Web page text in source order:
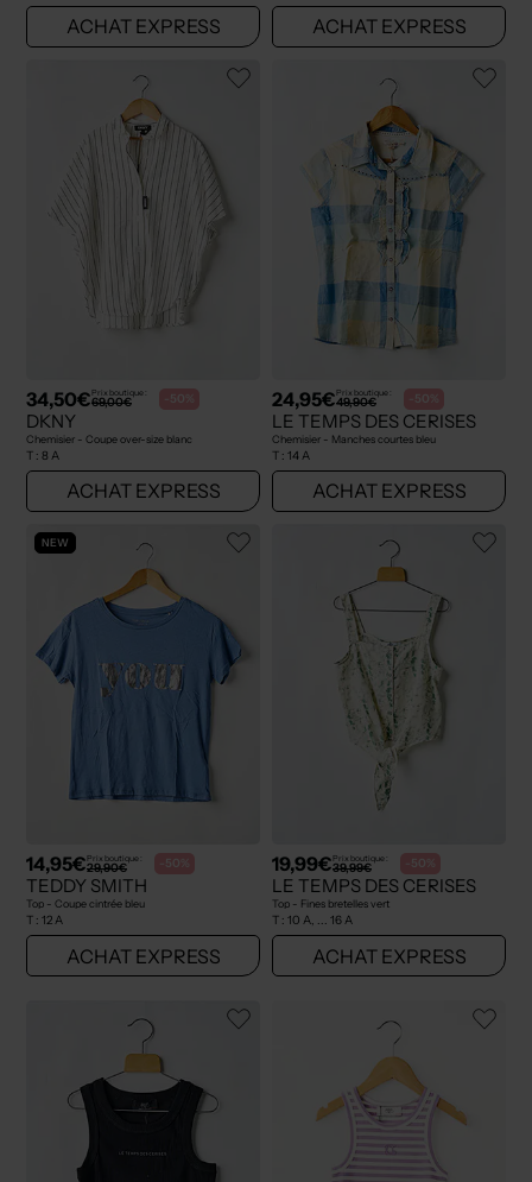
ACHAT EXPRESS ACHAT EXPRESS
34,50€Prix boutique :
69,00€ -50%
DKNY
Chemisier - Coupe over-size blanc
T : 8 A
ACHAT EXPRESS
24,95€Prix boutique :
49,90€ -50%
LE TEMPS DES CERISES
Chemisier - Manches courtes bleu
T : 14 A
ACHAT EXPRESS
NEW
14,95€Prix boutique :
29,90€ -50%
TEDDY SMITH
Top - Coupe cintrée bleu
T : 12 A
ACHAT EXPRESS
19,99€Prix boutique :
39,99€ -50%
LE TEMPS DES CERISES
Top - Fines bretelles vert
T : 10 A, ... 16 A
ACHAT EXPRESS